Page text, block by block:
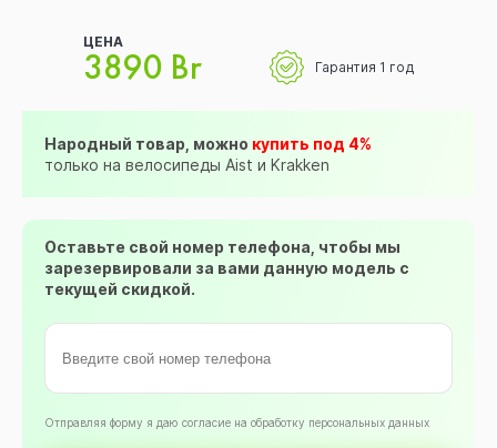
ЦЕНА
3890 Br Гарантия 1 год
Народный товар, можно купить под 4%
только на велосипеды Aist и Krakken
Оставьте свой номер телефона, чтобы мы
зарезервировали за вами данную модель с
текущей скидкой.
Oтправляя форму я даю согласие на обработку персональных данных